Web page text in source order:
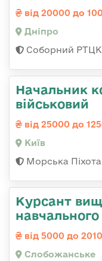
від 20000 до
Дніпро
Соборний РТЦК
Начальник
військовий
від 25000 до
Київ
Морська
Курсант
від 5000 до
Слобожанське